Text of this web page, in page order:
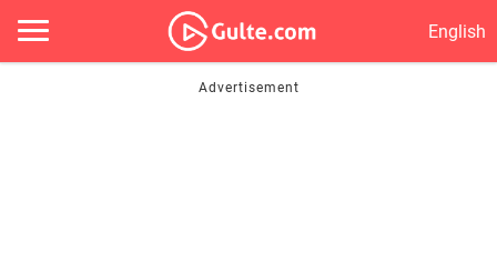
English